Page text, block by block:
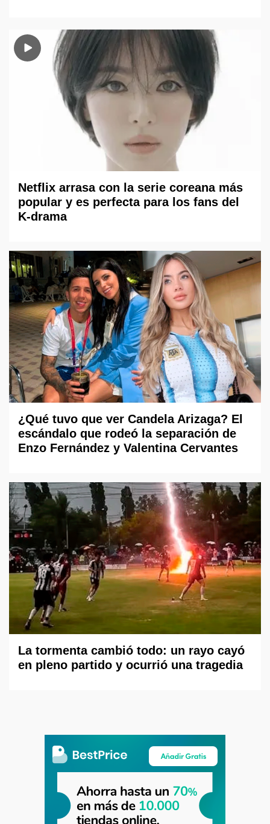
Netflix arrasa con la serie coreana más
popular y es perfecta para los fans del
K-drama
¿Qué tuvo que ver Candela Arizaga? El
escándalo que rodeó la separación de
Enzo Fernández y Valentina Cervantes
La tormenta cambió todo: un rayo cayó
en pleno partido y ocurrió una tragedia